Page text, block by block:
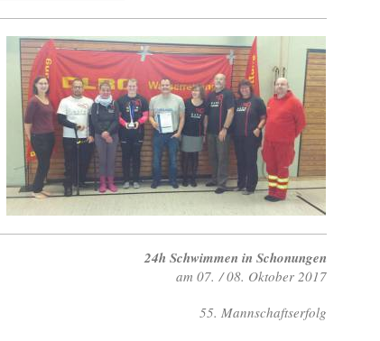
24h Schwimmen in Schonungen
am 07. / 08. Oktober 2017
55. Mannschaftserfolg